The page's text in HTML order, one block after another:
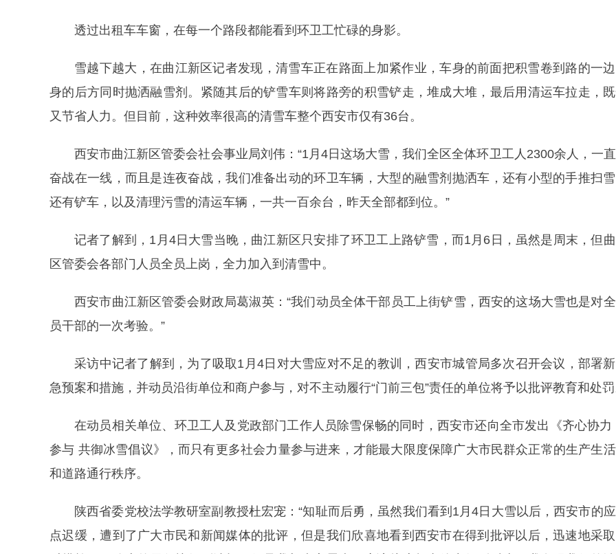
透过出租车车窗，在每一个路段都能看到环卫工忙碌的身影。
雪越下越大，在曲江新区记者发现，清雪车正在路面上加紧作业，车身的前面把积雪卷到路的一
身的后方同时抛洒融雪剂。紧随其后的铲雪车则将路旁的积雪铲走，堆成大堆，最后用清运车拉走，
又节省人力。但目前，这种效率很高的清雪车整个西安市仅有36台。
西安市曲江新区管委会社会事业局刘伟：“1月4日这场大雪，我们全区全体环卫工人2300余人，一
奋战在一线，而且是连夜奋战，我们准备出动的环卫车辆，大型的融雪剂抛洒车，还有小型的手推扫
还有铲车，以及清理污雪的清运车辆，一共一百余台，昨天全部都到位。”
记者了解到，1月4日大雪当晚，曲江新区只安排了环卫工上路铲雪，而1月6日，虽然是周末，但
区管委会各部门人员全员上岗，全力加入到清雪中。
西安市曲江新区管委会财政局葛淑英：“我们动员全体干部员工上街铲雪，西安的这场大雪也是对
员干部的一次考验。”
采访中记者了解到，为了吸取1月4日对大雪应对不足的教训，西安市城管局多次召开会议，部署
急预案和措施，并动员沿街单位和商户参与，对不主动履行“门前三包”责任的单位将予以批评教育和处
在动员相关单位、环卫工人及党政部门工作人员除雪保畅的同时，西安市还向全市发出《齐心协力
参与 共御冰雪倡议》，而只有更多社会力量参与进来，才能最大限度保障广大市民群众正常的生产生
和道路通行秩序。
陕西省委党校法学教研室副教授杜宏宠：“知耻而后勇，虽然我们看到1月4日大雪以后，西安市的
点迟缓，遭到了广大市民和新闻媒体的批评，但是我们欣喜地看到西安市在得到批评以后，迅速地采